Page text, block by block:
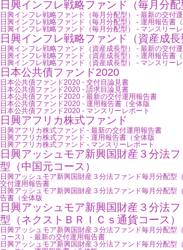
日興インフレ戦略ファンド（毎月分配
日興インフレ戦略ファンド（毎月分配型） - 最新の交付
日興インフレ戦略ファンド（毎月分配型） - 運用報告書
日興インフレ戦略ファンド（毎月分配型） - マンスリー
日興インフレ戦略ファンド（資産成長
日興インフレ戦略ファンド（資産成長型） - 最新の交付
日興インフレ戦略ファンド（資産成長型） - 運用報告書
日興インフレ戦略ファンド（資産成長型） - マンスリー
日本公共債ファンド2020
日本公共債ファンド2020 - 交付目論見書
日本公共債ファンド2020 - 請求目論見書
日本公共債ファンド2020 - 最新の交付運用報告書
日本公共債ファンド2020 - 運用報告書（全体版
日本公共債ファンド2020 - マンスリーレポート
日興アフリカ株式ファンド
日興アフリカ株式ファンド - 最新の交付運用報告書
日興アフリカ株式ファンド - 運用報告書（全体版
日興アフリカ株式ファンド - マンスリーレポート
日興アッシュモア新興国財産３分法
型（中国元コース）
日興アッシュモア新興国財産３分法ファンド毎月分配型
交付運用報告書
日興アッシュモア新興国財産３分法ファンド毎月分配型
告書（全体版
日興アッシュモア新興国財産３分法
型（ネクストＢＲＩＣｓ通貨コース）
日興アッシュモア新興国財産３分法ファンド毎月分配型
コース） - 最新の交付運用報告書
日興アッシュモア新興国財産３分法ファンド毎月分配型